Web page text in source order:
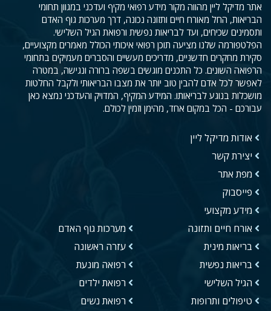
אתר מדיקל ליין מהווה מקור מידע רפואי מקיף ועדכני במגוון תחומי
הבריאות, החל מאורח חיים ותזונה נכונה, דרך מערכות גוף האדם
ותסמינים שכיחים, ועד לבריאות נפשית ורפואת הגיל השלישי.
הפלטפורמה שלנו מציעה תוכן רפואי איכותי הכולל מאמרים מקצועיים,
סקירת מחקרים חדשניים, מדריכים מעשיים והסברים מעמיקים בתחומי
הרפואה השונים. כל התכנים מוגשים בשפה ברורה ונגישה, במטרה
לאפשר לכל אדם להבין טוב יותר את מצבו הבריאותי ולקבל החלטות
מושכלות בנוגע לבריאותו. המידע המקיף, המדויק והעדכני נמצא כאן
עבורכם - הכל במקום אחד, מהימן וזמין לכולם.
אודות מדיקל ליין
יצירת קשר
מפת אתר
פייסבוק
מידע מקצועי
אורח חיים ותזונה
בריאות מינית
בריאות נפשית
הגיל השלישי
טיפולים ותרופות
מערכות גוף האדם
עזרה ראשונה
רפואה מונעת
רפואת ילדים
רפואת נשים